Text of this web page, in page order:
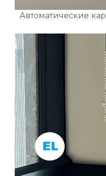
Автоматические